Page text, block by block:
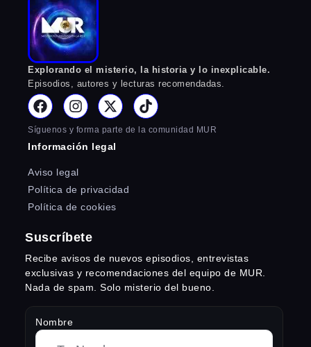
Explorando el misterio, la historia y lo inexplicable.
Episodios, autores y lecturas recomendadas.
Síguenos y forma parte de la comunidad MUR
Información legal
Aviso legal
Política de privacidad
Política de cookies
Suscríbete
Recibe avisos de nuevos episodios, entrevistas
exclusivas y recomendaciones del equipo de MUR.
Nada de spam. Solo misterio del bueno.
Nombre